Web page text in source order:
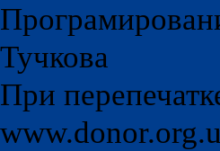
Тучкова
При